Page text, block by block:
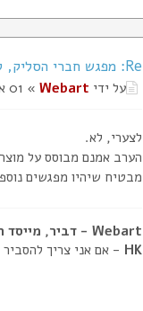
Re: מפגש חברי הסליק, ללא ירי כלל, נשמע לכם?
על ידי Webart » 01 אפריל 2017, 22:09
לצערי, לא.
הערב אמנם מבוסס על
מבטיח שיהיו מפגשים
Webart - דביר, מייסד הסליק
HK - אם אני צריך